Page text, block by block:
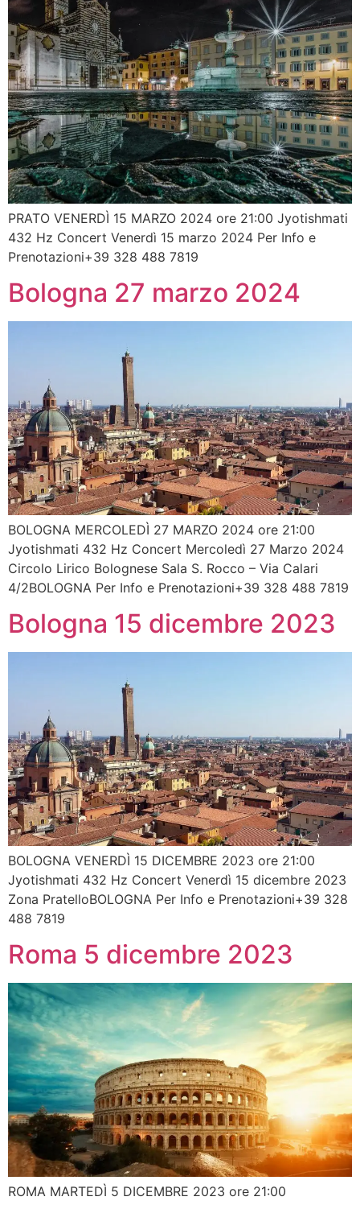
PRATO VENERDÌ 15 MARZO 2024 ore 21:00 Jyotishmati
432 Hz Concert Venerdì 15 marzo 2024 Per Info e
Prenotazioni+39 328 488 7819
Bologna 27 marzo 2024
BOLOGNA MERCOLEDÌ 27 MARZO 2024 ore 21:00
Jyotishmati 432 Hz Concert Mercoledì 27 Marzo 2024
Circolo Lirico Bolognese Sala S. Rocco – Via Calari
4/2BOLOGNA Per Info e Prenotazioni+39 328 488 7819
Bologna 15 dicembre 2023
BOLOGNA VENERDÌ 15 DICEMBRE 2023 ore 21:00
Jyotishmati 432 Hz Concert Venerdì 15 dicembre 2023
Zona PratelloBOLOGNA Per Info e Prenotazioni+39 328
488 7819
Roma 5 dicembre 2023
ROMA MARTEDÌ 5 DICEMBRE 2023 ore 21:00